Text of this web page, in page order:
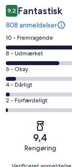
9,2 Fantastisk
808 anmeldelser
Bedømmelse
på
10
−
Fremragende.
535
af
i
anmeldelser
10 - Fremragende
Bedømmelse
på
8
−
Udmærket.
208
8 - Udmærket
Bedømmelse
på
6
−
Okay.
808
6 - Okay
Bedømmelse
på
4
4 - Dårligt
Bedømmelse
på
Forfærdeligt.
af
2 - Forfærdeligt
9,4
Rengøring
Anmeldelser